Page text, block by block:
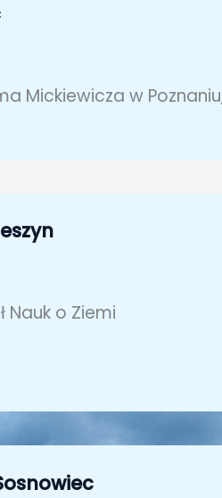
Mickiewicza w
Nauk o Ziemi